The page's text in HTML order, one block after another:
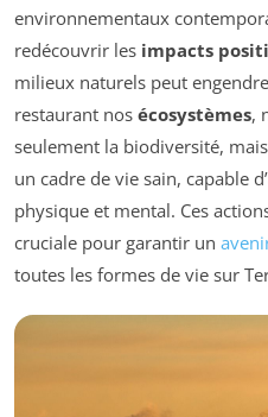
environnementaux
redécouvrir les impacts
milieux naturels peut
restaurant nos écosystèmes,
seulement la biodiversité,
un cadre de vie sain, capable
physique et mental. Ces
cruciale pour garantir un
toutes les formes de vie sur